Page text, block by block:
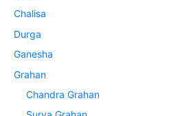
Chalisa
Durga
Ganesha
Grahan
Chandra Grahan